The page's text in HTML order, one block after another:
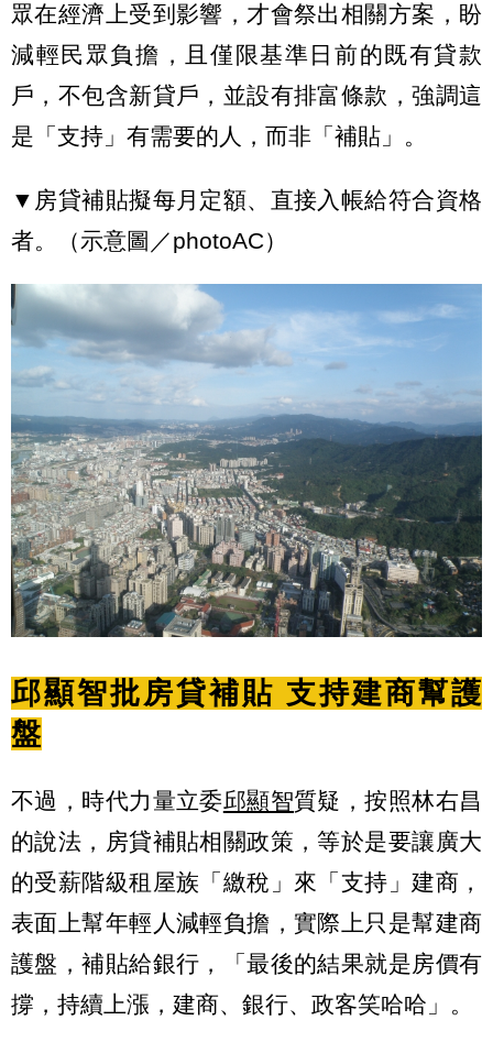
眾在經濟上受到影響，才會祭出相關方案，盼
減輕民眾負擔，且僅限基準日前的既有貸款
戶，不包含新貸戶，並設有排富條款，強調這
是「支持」有需要的人，而非「補貼」。
▼房貸補貼擬每月定額、直接入帳給符合資格
者。（示意圖／photoAC）
邱顯智批房貸補貼 支持建商幫護
盤
不過，時代力量立委邱顯智質疑，按照林右昌
的說法，房貸補貼相關政策，等於是要讓廣大
的受薪階級租屋族「繳稅」來「支持」建商，
表面上幫年輕人減輕負擔，實際上只是幫建商
護盤，補貼給銀行，「最後的結果就是房價有
撐，持續上漲，建商、銀行、政客笑哈哈」。